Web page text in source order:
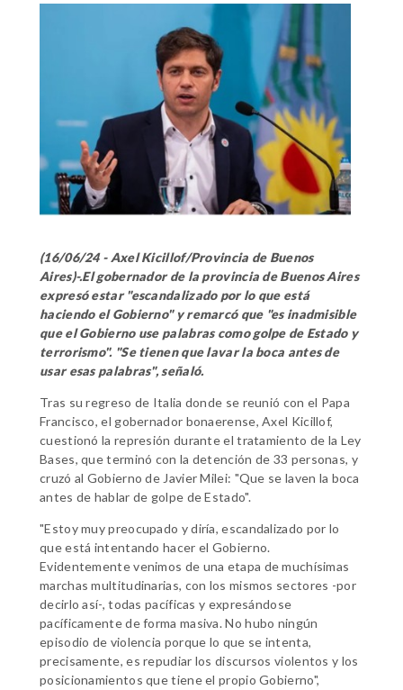
(16/06/24 - Axel Kicillof/Provincia de Buenos
Aires)-.El gobernador de la provincia de Buenos Aires
expresó estar "escandalizado por lo que está
haciendo el Gobierno" y remarcó que "es inadmisible
que el Gobierno use palabras como golpe de Estado y
terrorismo". "Se tienen que lavar la boca antes de
usar esas palabras", señaló.
Tras su regreso de Italia donde se reunió con el Papa
Francisco, el gobernador bonaerense, Axel Kicillof,
cuestionó la represión durante el tratamiento de la Ley
Bases, que terminó con la detención de 33 personas, y
cruzó al Gobierno de Javier Milei: "Que se laven la boca
antes de hablar de golpe de Estado".
"Estoy muy preocupado y diría, escandalizado por lo
que está intentando hacer el Gobierno.
Evidentemente venimos de una etapa de muchísimas
marchas multitudinarias, con los mismos sectores -por
decirlo así-, todas pacíficas y expresándose
pacíficamente de forma masiva. No hubo ningún
episodio de violencia porque lo que se intenta,
precisamente, es repudiar los discursos violentos y los
posicionamientos que tiene el propio Gobierno",